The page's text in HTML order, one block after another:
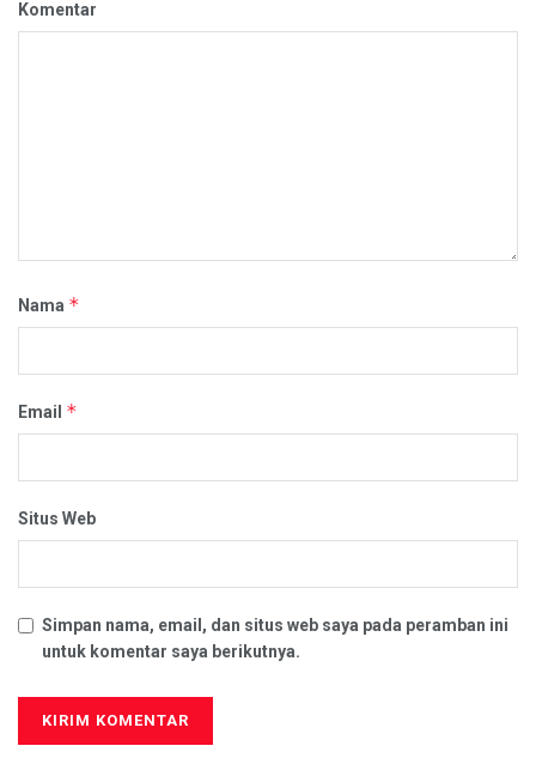
Komentar
Nama *
Email *
Situs Web
Simpan nama, email, dan situs web saya pada peramban ini
untuk komentar saya berikutnya.